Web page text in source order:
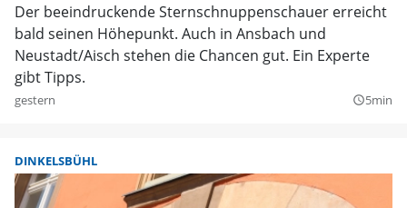
Der beeindruckende Sternschnuppenschauer erreicht
bald seinen Höhepunkt. Auch in Ansbach und
Neustadt/Aisch stehen die Chancen gut. Ein Experte
gibt Tipps.
gestern query_builder5min
DINKELSBÜHL